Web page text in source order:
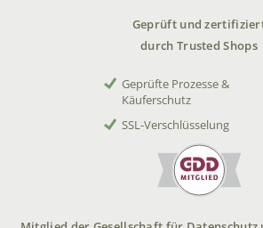
Geprüft und
durch Trusted Shops
Geprüfte Prozesse &
Käuferschutz
SSL-Verschlüsselung